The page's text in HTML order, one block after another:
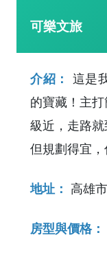
可樂文旅
介紹： 這是
的寶藏！主
級近，走路
但規劃得宜，
地址： 高雄
房型與價格：